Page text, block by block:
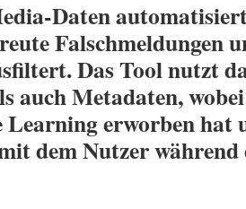
Daten
Falschmeldungen
Das Tool nutzt
auch Metadaten,
erworben hat
dem Nutzer während